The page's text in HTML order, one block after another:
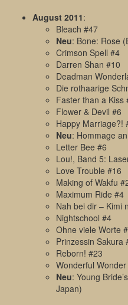
August 2011:
Bleach #47
Neu: Bone: Rose
Crimson Spell #4
Darren Shan #10
Deadman
Die rothaarige
Faster than a Kiss
Flower & Devil #6
Happy Marriage?!
Neu: Hommage
Letter Bee #6
Lou!, Band 5:
Love Trouble #16
Making of Wakfu
Maximum Ride #4
Nah bei dir – Kimi
Nightschool #4
Ohne viele Worte
Prinzessin Sakura
Reborn! #23
Wonderful
Neu: Young
Japan)